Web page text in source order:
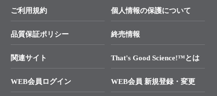
価格改定のご案内
タカラバイオ発表文献
クローニング実験ガイド
SMARTer NGSポータルサイト
プライマー設計
制限酵素切断サイトの検索
├ 実験コンシェルジュ
├ 受託サービスお問い合わせ
└ カスタム製造お問い合わせ
ご利用規約 個人情報の保護について
品質保証ポリシー 終売情報
関連サイト That's Good Science!™とは
WEB会員ログイン WEB会員 新規登録・変更